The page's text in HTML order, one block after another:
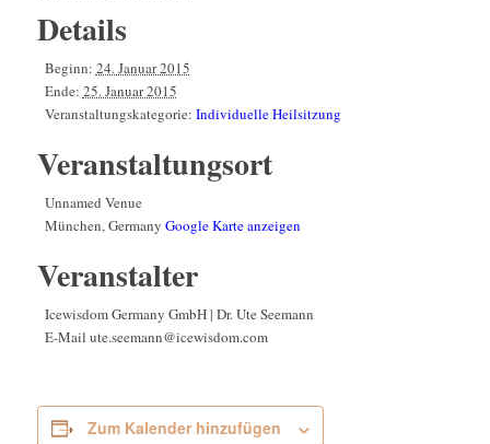
Details
Beginn: 24. Januar 2015
Ende: 25. Januar 2015
Veranstaltungskategorie: Individuelle Heilsitzung
Veranstaltungsort
Unnamed Venue
München,Germany Google Karte anzeigen
Veranstalter
Icewisdom Germany GmbH | Dr. Ute Seemann
E-Mail ute.seemann@icewisdom.com
Zum Kalender hinzufügen